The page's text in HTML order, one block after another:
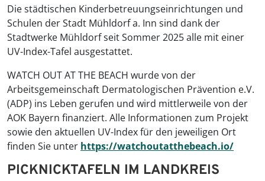
Die städtischen Kinderbetreuungseinrichtungen und
Schulen der Stadt Mühldorf a. Inn sind dank der
Stadtwerke Mühldorf seit Sommer 2025 alle mit einer
UV-Index-Tafel ausgestattet.
WATCH OUT AT THE BEACH wurde von der
Arbeitsgemeinschaft Dermatologischen Prävention e.V.
(ADP) ins Leben gerufen und wird mittlerweile von der
AOK Bayern finanziert. Alle Informationen zum Projekt
sowie den aktuellen UV-Index für den jeweiligen Ort
finden Sie unter https://watchoutatthebeach.io/
PICKNICKTAFELN IM LANDKREIS